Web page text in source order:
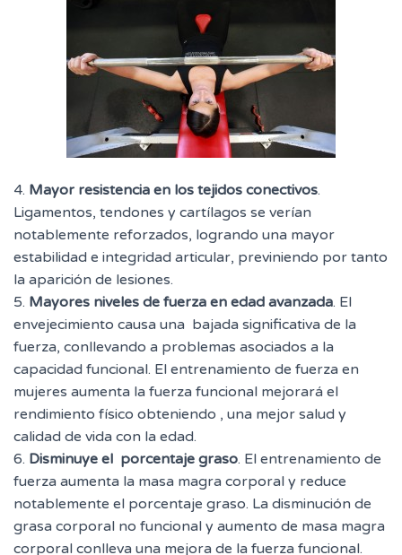
4. Mayor resistencia en los tejidos conectivos.
Ligamentos, tendones y cartílagos se verían
notablemente reforzados, logrando una mayor
estabilidad e integridad articular, previniendo por tanto
la aparición de lesiones.
5. Mayores niveles de fuerza en edad avanzada. El
envejecimiento causa una bajada significativa de la
fuerza, conllevando a problemas asociados a la
capacidad funcional. El entrenamiento de fuerza en
mujeres aumenta la fuerza funcional mejorará el
rendimiento físico obteniendo , una mejor salud y
calidad de vida con la edad.
6. Disminuye el porcentaje graso. El entrenamiento de
fuerza aumenta la masa magra corporal y reduce
notablemente el porcentaje graso. La disminución de
grasa corporal no funcional y aumento de masa magra
corporal conlleva una mejora de la fuerza funcional.